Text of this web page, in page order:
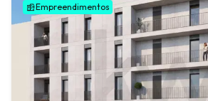
Empreendimentos